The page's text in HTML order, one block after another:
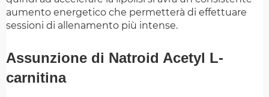
aumento energetico che permetterà di effettuare
sessioni di allenamento più intense.
Assunzione di Natroid Acetyl L-
carnitina